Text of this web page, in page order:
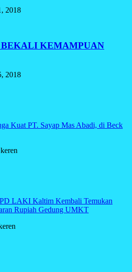
2018
KEMAMPUAN
2018
Kuat PT. Sayap Mas Abadi, di Beck
LAKI Kaltim Kembali Temukan
Rupiah Gedung UMKT